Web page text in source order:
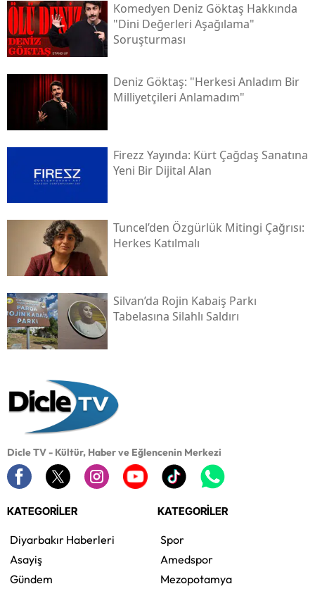
Komedyen Deniz Göktaş Hakkında
"dini Değerleri Aşağılama"
Soruşturması
Deniz Göktaş: "herkesi Anladım Bir
Milliyetçileri Anlamadım"
Firezz Yayında: Kürt Çağdaş Sanatına
Yeni Bir Dijital Alan
Tuncel’den Özgürlük Mitingi Çağrısı:
Herkes Katılmalı
Silvan’da Rojin Kabaiş Parkı
Tabelasına Silahlı Saldırı
Dicle TV - Kültür, Haber ve Eğlencenin Merkezi
KATEGORİLER
Diyarbakır Haberleri
Asayiş
Gündem
KATEGORİLER
Spor
Amedspor
Mezopotamya